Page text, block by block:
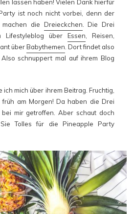
lassen haben! Vielen Dank hierfür
ist noch nicht vorbei, denn der
machen die Dreieckchen . Die Drei
Lifestyleblog über Essen , Reisen,
überBabythemen . Dort findet also
schnuppert mal auf ihrem Blog
mich über ihrem Beitrag. Fruchtig,
am Morgen! Da haben die Drei
mir getroffen. Aber schaut doch
Tolles für die Pineapple Party